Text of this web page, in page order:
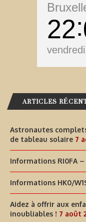
22
ARTICLES
Astronautes
de tableau solaire 7
Informations RI0FA
Informations HK0/
Aidez à offrir aux
inoubliables ! 7 août